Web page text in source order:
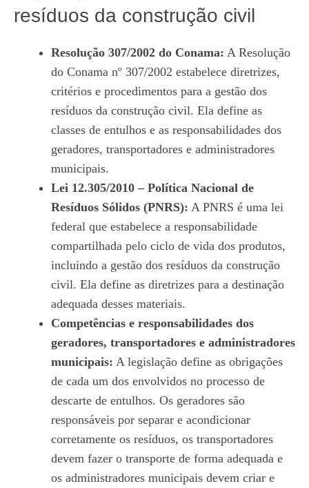
resíduos da construção civil
Resolução 307/2002 do Conama: A Resolução
do Conama nº 307/2002 estabelece diretrizes,
critérios e procedimentos para a gestão dos
resíduos da construção civil. Ela define as
classes de entulhos e as responsabilidades dos
geradores, transportadores e administradores
municipais.
Lei 12.305/2010 – Política Nacional de
Resíduos Sólidos (PNRS): A PNRS é uma lei
federal que estabelece a responsabilidade
compartilhada pelo ciclo de vida dos produtos,
incluindo a gestão dos resíduos da construção
civil. Ela define as diretrizes para a destinação
adequada desses materiais.
Competências e responsabilidades dos
geradores, transportadores e administradores
municipais: A legislação define as obrigações
de cada um dos envolvidos no processo de
descarte de entulhos. Os geradores são
responsáveis por separar e acondicionar
corretamente os resíduos, os transportadores
devem fazer o transporte de forma adequada e
os administradores municipais devem criar e